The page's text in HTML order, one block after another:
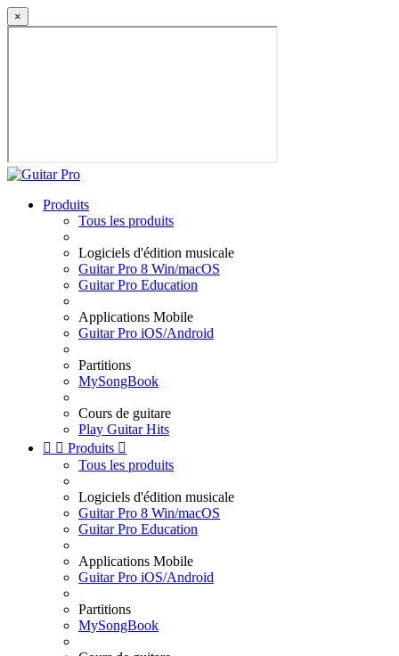
×
Produits
Tous les produits
Logiciels d'édition musicale
Guitar Pro 8 Win/macOS
Guitar Pro Education
Applications Mobile
Guitar Pro iOS/Android
Partitions
MySongBook
Cours de guitare
Play Guitar Hits
  Produits 
Tous les produits
Logiciels d'édition musicale
Guitar Pro 8 Win/macOS
Guitar Pro Education
Applications Mobile
Guitar Pro iOS/Android
Partitions
MySongBook